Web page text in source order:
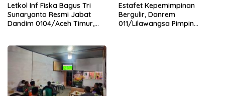
Letkol Inf Fiska Bagus Tri
Sunaryanto Resmi Jabat
Dandim 0104/Aceh Timur,
0104/Atim
Estafet Kepemimpinan
Bergulir, Danrem
011/Lilawangsa Pimpin